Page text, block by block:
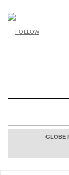
FOLLOW
GLOBE